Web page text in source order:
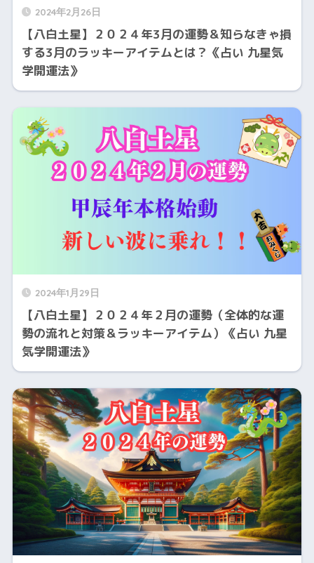
2024年2月26日
【八白土星】２０２４年3月の運勢＆知らなきゃ損
する3月のラッキーアイテムとは？《占い 九星気
学開運法》
2024年1月29日
【八白土星】２０２４年２月の運勢（全体的な運
勢の流れと対策＆ラッキーアイテム）《占い 九星
気学開運法》